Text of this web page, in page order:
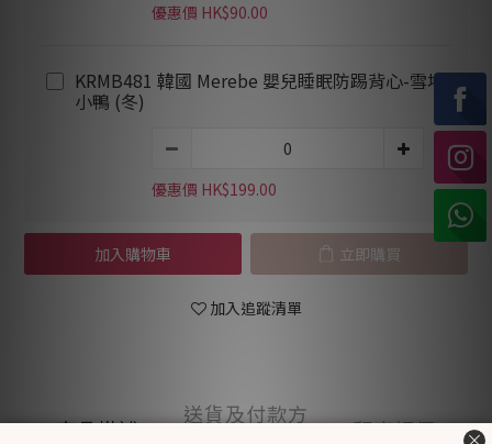
優惠價 HK$90.00
KRMB481 韓國 Merebe 嬰兒睡眠防踢背心-雪地
小鴨 (冬)
優惠價 HK$199.00
加入購物車 立即購買
加入追蹤清單
商品描述
送貨及付款方
顧客評價